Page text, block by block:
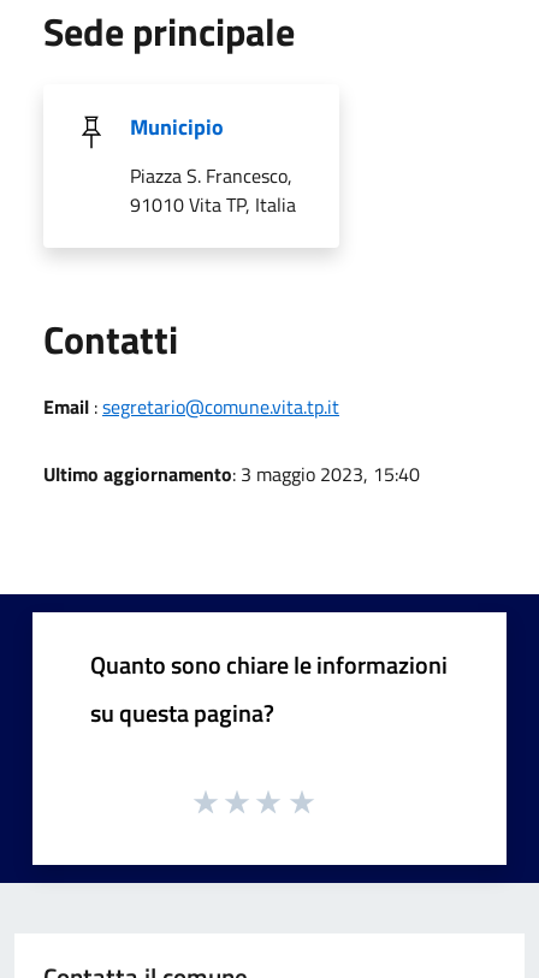
Sede principale
Municipio
Piazza S. Francesco,
91010 Vita TP, Italia
Contatti
Email :segretario@comune.vita.tp.it
Ultimo aggiornamento: 3 maggio 2023, 15:40
Quanto sono chiare le informazioni
su questa pagina?